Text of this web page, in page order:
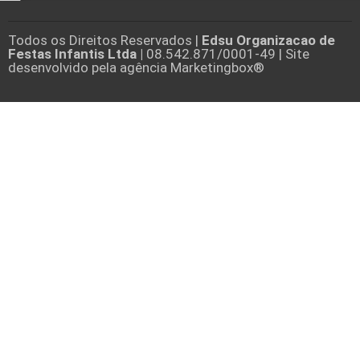
Todos os Direitos Reservados | Edsu Organizacao de
Festas Infantis Ltda | 08.542.871/0001-49 | Site
desenvolvido pela agência Marketingbox®